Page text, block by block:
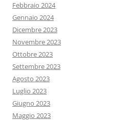
Febbraio 2024
Gennaio 2024
Dicembre 2023
Novembre 2023
Ottobre 2023
Settembre 2023
Agosto 2023
Luglio 2023
Giugno 2023
Maggio 2023